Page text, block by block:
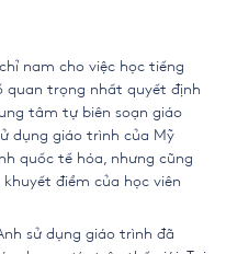
nam cho việc học tiếng
quan trọng nhất quyết định
tâm tự biên soạn giáo
dụng giáo trình của Mỹ
quốc tế hóa, nhưng cũng
điểm của học viên
sử dụng giáo trình đã